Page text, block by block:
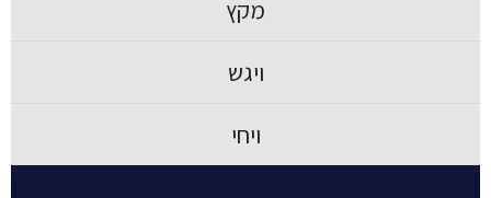
מקץ
ויגש
ויחי